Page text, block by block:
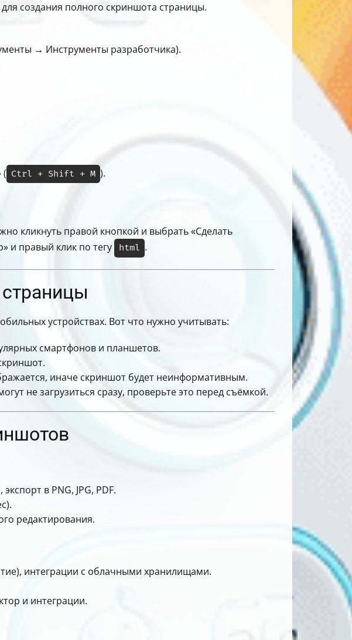
создания полного скриншота страницы.
→ Инструменты разработчика).
( Ctrl + Shift + M ).
кликнуть правой кнопкой и выбрать «Сделать
и правый клик по тегу
html .
устройствах. Вот что нужно учитывать:
смартфонов и планшетов.
иначе скриншот будет неинформативным.
не загрузиться сразу, проверьте это перед съёмкой.
в PNG, JPG, PDF.
редактирования.
интеграции с облачными хранилищами.
и интеграции.